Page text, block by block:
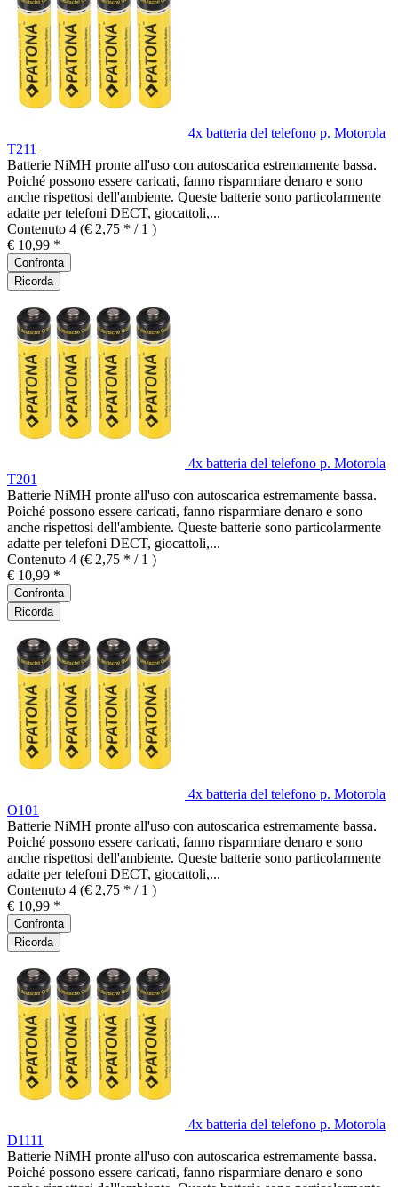
4x batteria del telefono p. Motorola
T211
Batterie NiMH pronte all'uso con autoscarica estremamente bassa.
Poiché possono essere caricati, fanno risparmiare denaro e sono
anche rispettosi dell'ambiente. Queste batterie sono particolarmente
adatte per telefoni DECT, giocattoli,...
Contenuto 4 (€ 2,75 * / 1 )
€ 10,99 *
Confronta
Ricorda
4x batteria del telefono p. Motorola
T201
Batterie NiMH pronte all'uso con autoscarica estremamente bassa.
Poiché possono essere caricati, fanno risparmiare denaro e sono
anche rispettosi dell'ambiente. Queste batterie sono particolarmente
adatte per telefoni DECT, giocattoli,...
Contenuto 4 (€ 2,75 * / 1 )
€ 10,99 *
Confronta
Ricorda
4x batteria del telefono p. Motorola
O101
Batterie NiMH pronte all'uso con autoscarica estremamente bassa.
Poiché possono essere caricati, fanno risparmiare denaro e sono
anche rispettosi dell'ambiente. Queste batterie sono particolarmente
adatte per telefoni DECT, giocattoli,...
Contenuto 4 (€ 2,75 * / 1 )
€ 10,99 *
Confronta
Ricorda
4x batteria del telefono p. Motorola
D1111
Batterie NiMH pronte all'uso con autoscarica estremamente bassa.
Poiché possono essere caricati, fanno risparmiare denaro e sono